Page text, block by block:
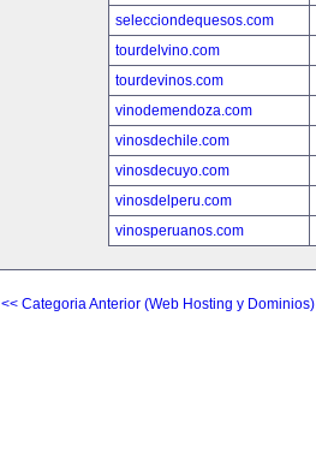
selecciondequesos.com
tourdelvino.com
tourdevinos.com
vinodemendoza.com
vinosdechile.com
vinosdecuyo.com
vinosdelperu.com
vinosperuanos.com
<< Categoria Anterior (Web Hosting y Dominios)